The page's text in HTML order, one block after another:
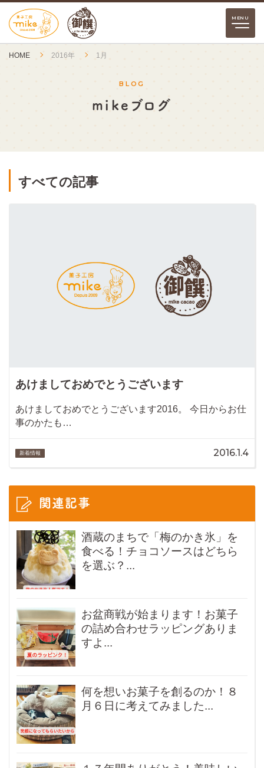
HOME 2016年 1月
BLOG
mikeブログ
すべての記事
あけましておめでとうございます
あけましておめでとうございます2016。 今日からお仕
事のかたも…
新着情報 2016.1.4
関連記事
酒蔵のまちで「梅のかき氷」を
食べる！チョコソースはどちら
を選ぶ？...
お盆商戦が始まります！お菓子
の詰め合わせラッピングありま
すよ...
何を想いお菓子を創るのか！８
月６日に考えてみました...